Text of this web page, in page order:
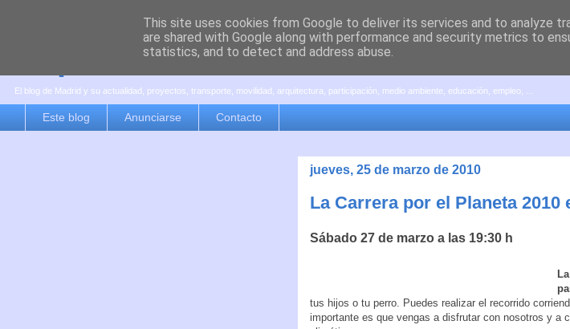
es por madrid
El blog de Madrid y su actualidad, proyectos, transporte, movilidad, arquitectura, participación, medio ambiente, educación, empleo, ...
Este blog Anunciarse Contacto
jueves, 25 de marzo de 2010
La Carrera por el Planeta 2010
Sábado 27 de marzo a las 19:30 h
tus hijos o tu perro. Puedes realizar el recorrido
importante es que vengas a disfrutar con nosotros y a
This site uses cookies from Google to deliver its services and to analyze
are shared with Google along with performance and security metrics to
statistics, and to detect and address abuse.